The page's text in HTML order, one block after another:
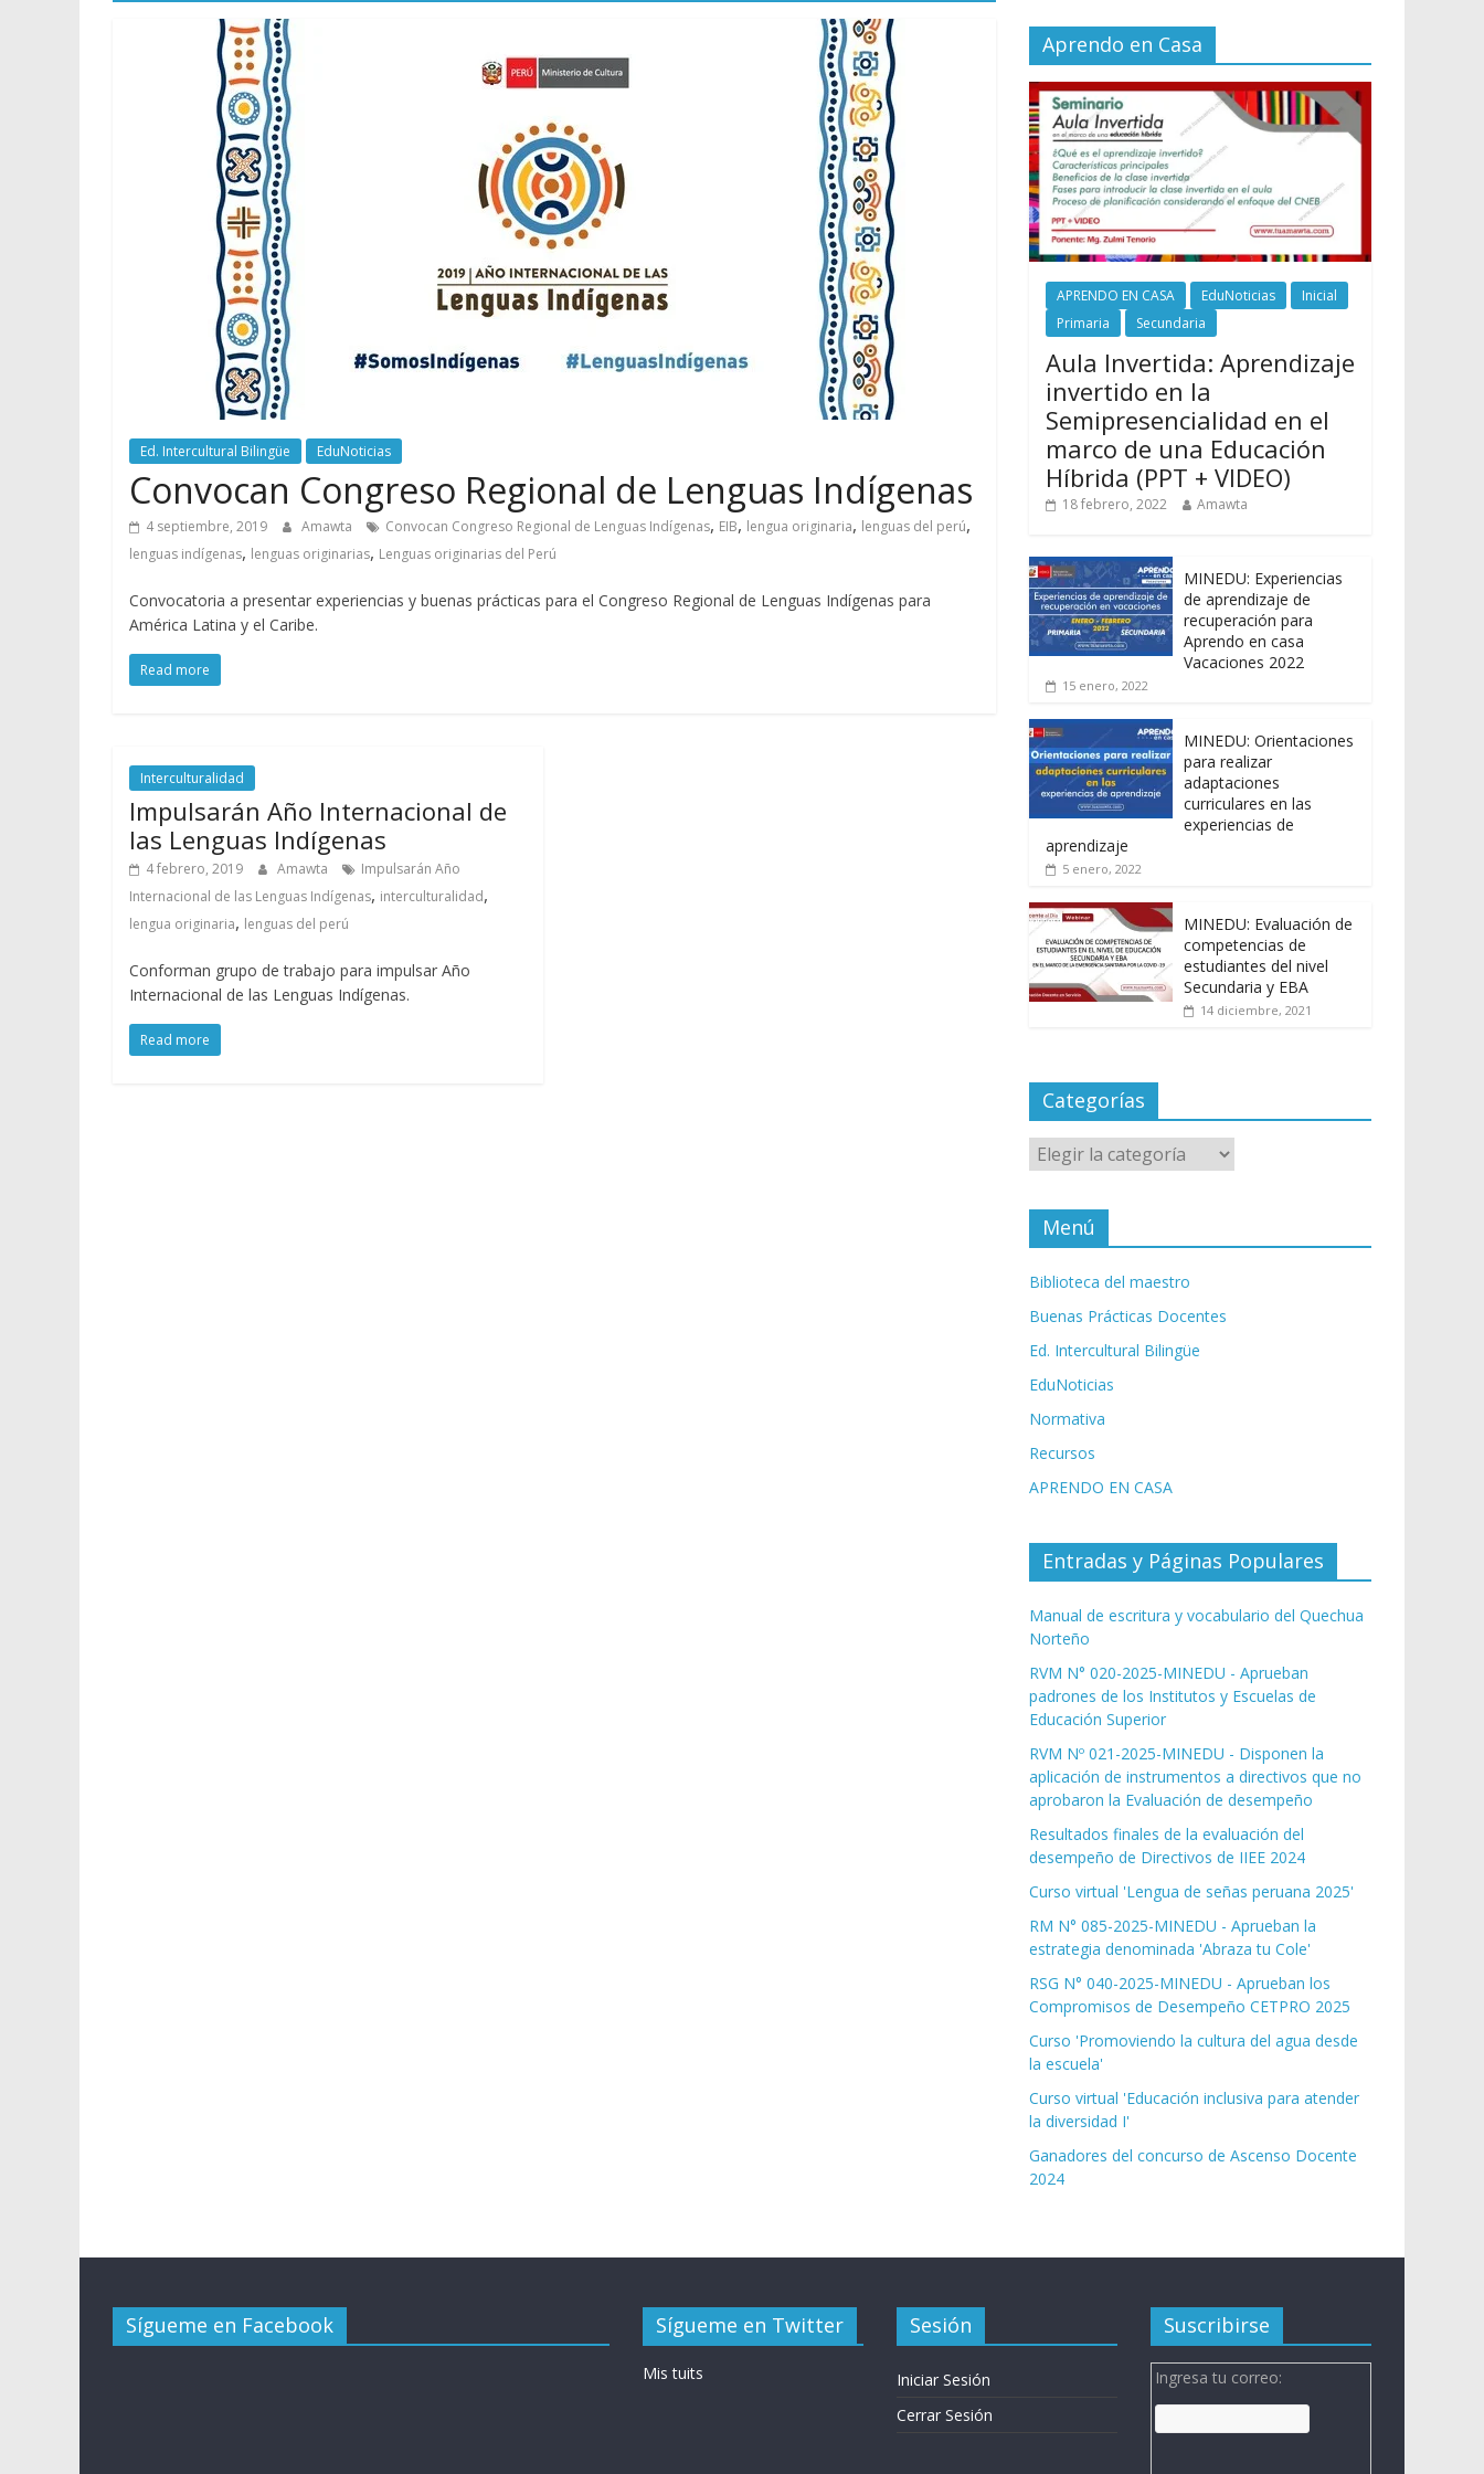
Ed. Intercultural Bilingüe EduNoticias
Convocan Congreso Regional de Lenguas Indígenas
4 septiembre, 2019 Amawta Convocan Congreso Regional de Lenguas Indígenas, EIB, lengua originaria, lenguas del perú,
lenguas indígenas, lenguas originarias, Lenguas originarias del Perú
Convocatoria a presentar experiencias y buenas prácticas para el Congreso Regional de Lenguas Indígenas para
América Latina y el Caribe.
Read more
Interculturalidad
Impulsarán Año Internacional de
las Lenguas Indígenas
4 febrero, 2019 Amawta
Impulsarán Año
Internacional de las Lenguas Indígenas, interculturalidad,
lengua originaria, lenguas del perú
Conforman grupo de trabajo para impulsar Año
Internacional de las Lenguas Indígenas.
Read more
Aprendo en Casa
APRENDO EN CASA EduNoticias
Inicial
Primaria
Secundaria
Aula Invertida: Aprendizaje
invertido en la
Semipresencialidad en el
marco de una Educación
Híbrida (PPT + VIDEO)
18 febrero, 2022 Amawta
MINEDU: Experiencias
de aprendizaje de
recuperación para
Aprendo en casa
Vacaciones 2022
15 enero, 2022
MINEDU: Orientaciones
para realizar
adaptaciones
curriculares en las
experiencias de
aprendizaje
5 enero, 2022
MINEDU: Evaluación de
competencias de
estudiantes del nivel
Secundaria y EBA
14 diciembre, 2021
Categorías
Categorías
Menú
Biblioteca del maestro
Buenas Prácticas Docentes
Ed. Intercultural Bilingüe
EduNoticias
Normativa
Recursos
APRENDO EN CASA
Entradas y Páginas Populares
Manual de escritura y vocabulario del Quechua
Norteño
RVM N° 020-2025-MINEDU - Aprueban
padrones de los Institutos y Escuelas de
Educación Superior
RVM Nº 021-2025-MINEDU - Disponen la
aplicación de instrumentos a directivos que no
aprobaron la Evaluación de desempeño
Resultados finales de la evaluación del
desempeño de Directivos de IIEE 2024
Curso virtual 'Lengua de señas peruana 2025'
RM N° 085-2025-MINEDU - Aprueban la
estrategia denominada 'Abraza tu Cole'
RSG N° 040-2025-MINEDU - Aprueban los
Compromisos de Desempeño CETPRO 2025
Curso 'Promoviendo la cultura del agua desde
la escuela'
Curso virtual 'Educación inclusiva para atender
la diversidad I'
Ganadores del concurso de Ascenso Docente
2024
Sígueme en Facebook Sígueme en Twitter
Mis tuits
Sesión
Iniciar Sesión
Cerrar Sesión
Suscribirse
Ingresa tu correo: